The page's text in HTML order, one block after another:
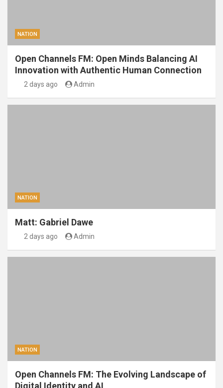
NATION
Open Channels FM: Open Minds Balancing AI
Innovation with Authentic Human Connection
2 days ago Admin
NATION
Matt: Gabriel Dawe
2 days ago Admin
NATION
Open Channels FM: The Evolving Landscape of
Digital Identity and AI